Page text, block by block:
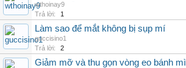
wthoinay9
Trả lời:
1
Làm sao để mắt không bị sụp mí
guccisino1
Trả lời:
2
Giảm mỡ và thu gọn vòng eo bánh mì